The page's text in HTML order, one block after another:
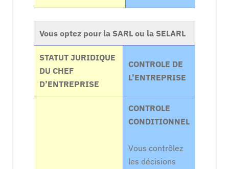
Vous optez pour la SARL ou la SELARL
STATUT JURIDIQUE
DU CHEF
D’ENTREPRISE
CONTROLE DE
L’ENTREPRISE
CONTROLE
CONDITIONNEL
Vous contrôlez
les décisions